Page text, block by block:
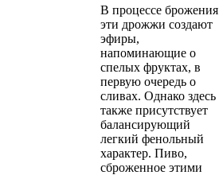
В процессе брожения
эти дрожжи создают
эфиры,
напоминающие о
спелых фруктах, в
первую очередь о
сливах. Однако здесь
также присутствует
балансирующий
легкий фенольный
характер. Пиво,
сброженное этими